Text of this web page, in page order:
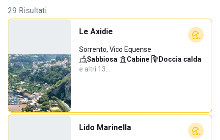
29 Risultati
Le Axidie
Sorrento, Vico Equense
Sabbiosa· Cabine· Doccia calda·
e altri 13…
Lido Marinella